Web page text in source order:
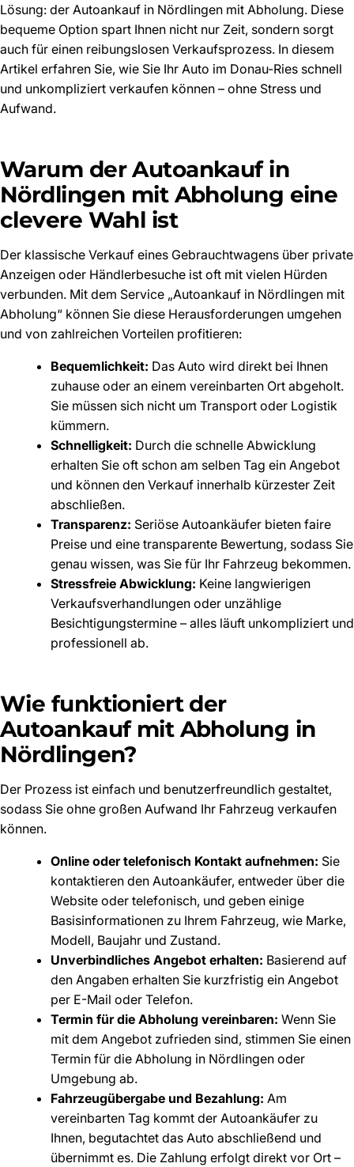
Lösung: der Autoankauf in Nördlingen mit Abholung. Diese
bequeme Option spart Ihnen nicht nur Zeit, sondern sorgt
auch für einen reibungslosen Verkaufsprozess. In diesem
Artikel erfahren Sie, wie Sie Ihr Auto im Donau-Ries schnell
und unkompliziert verkaufen können – ohne Stress und
Aufwand.
Warum der Autoankauf in
Nördlingen mit Abholung eine
clevere Wahl ist
Der klassische Verkauf eines Gebrauchtwagens über private
Anzeigen oder Händlerbesuche ist oft mit vielen Hürden
verbunden. Mit dem Service „Autoankauf in Nördlingen mit
Abholung“ können Sie diese Herausforderungen umgehen
und von zahlreichen Vorteilen profitieren:
Bequemlichkeit: Das Auto wird direkt bei Ihnen
zuhause oder an einem vereinbarten Ort abgeholt.
Sie müssen sich nicht um Transport oder Logistik
kümmern.
Schnelligkeit: Durch die schnelle Abwicklung
erhalten Sie oft schon am selben Tag ein Angebot
und können den Verkauf innerhalb kürzester Zeit
abschließen.
Transparenz: Seriöse Autoankäufer bieten faire
Preise und eine transparente Bewertung, sodass Sie
genau wissen, was Sie für Ihr Fahrzeug bekommen.
Stressfreie Abwicklung: Keine langwierigen
Verkaufsverhandlungen oder unzählige
Besichtigungstermine – alles läuft unkompliziert und
professionell ab.
Wie funktioniert der
Autoankauf mit Abholung in
Nördlingen?
Der Prozess ist einfach und benutzerfreundlich gestaltet,
sodass Sie ohne großen Aufwand Ihr Fahrzeug verkaufen
können.
Online oder telefonisch Kontakt aufnehmen: Sie
kontaktieren den Autoankäufer, entweder über die
Website oder telefonisch, und geben einige
Basisinformationen zu Ihrem Fahrzeug, wie Marke,
Modell, Baujahr und Zustand.
Unverbindliches Angebot erhalten: Basierend auf
den Angaben erhalten Sie kurzfristig ein Angebot
per E-Mail oder Telefon.
Termin für die Abholung vereinbaren: Wenn Sie
mit dem Angebot zufrieden sind, stimmen Sie einen
Termin für die Abholung in Nördlingen oder
Umgebung ab.
Fahrzeugübergabe und Bezahlung: Am
vereinbarten Tag kommt der Autoankäufer zu
Ihnen, begutachtet das Auto abschließend und
übernimmt es. Die Zahlung erfolgt direkt vor Ort –